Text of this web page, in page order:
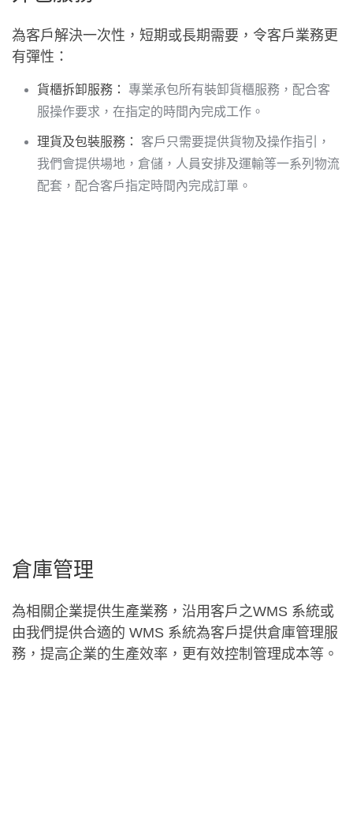
為客戶解決一次性，短期或長期需要，令客戶業務更
有彈性：
貨櫃拆卸服務：
專業承包所有裝卸貨櫃服務，配合客
服操作要求，在指定的時間內完成工作。
理貨及包裝服務：
客戶只需要提供貨物及操作指引，
我們會提供場地，倉儲，人員安排及運輸等一系列物流
配套，配合客戶指定時間內完成訂單。
倉庫管理
為相關企業提供生產業務，沿用客戶之WMS 系統或
由我們提供合適的 WMS 系統為客戶提供倉庫管理服
務，提高企業的生產效率，更有效控制管理成本等。